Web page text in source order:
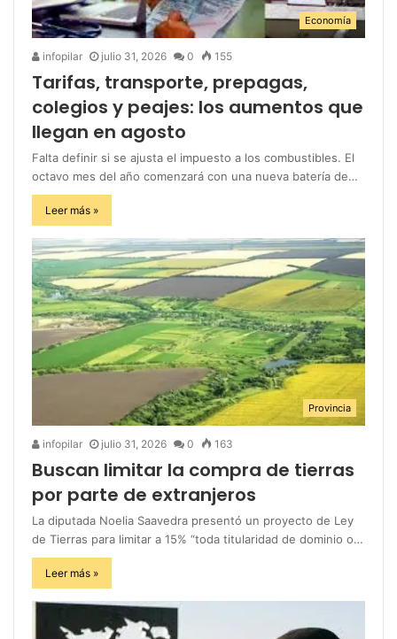
Economía
infopilar julio 31, 2026 0 155
Tarifas, transporte, prepagas,
colegios y peajes: los aumentos que
llegan en agosto
Falta definir si se ajusta el impuesto a los combustibles. El
octavo mes del año comenzará con una nueva batería de…
Leer más »
Provincia
infopilar julio 31, 2026 0 163
Buscan limitar la compra de tierras
por parte de extranjeros
La diputada Noelia Saavedra presentó un proyecto de Ley
de Tierras para limitar a 15% “toda titularidad de dominio o…
Leer más »